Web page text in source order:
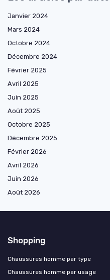
Janvier 2024
Mars 2024
Octobre 2024
Décembre 2024
Février 2025
Avril 2025
Juin 2025
Août 2025
Octobre 2025
Décembre 2025
Février 2026
Avril 2026
Juin 2026
Août 2026
Shopping
Chaussures homme par type
Chaussures homme par usage